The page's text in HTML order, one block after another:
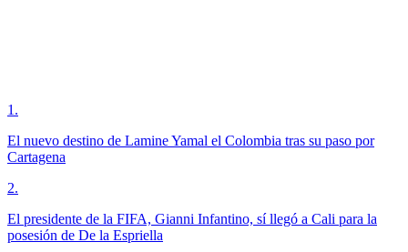
1 .
El nuevo destino de Lamine Yamal el Colombia tras su paso por
Cartagena
2.
El presidente de la FIFA, Gianni Infantino, sí llegó a Cali para la
posesión de De la Espriella